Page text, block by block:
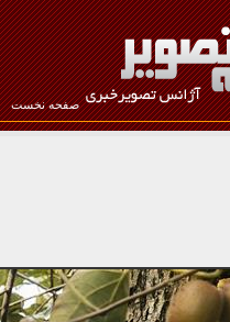
صفحه نخست